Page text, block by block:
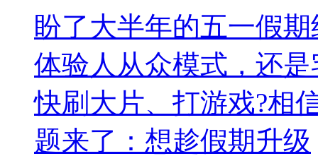
盼了大半年的五一假
体验人从众模式，还
快刷大片、打游戏?相
题来了：想趁假期升级